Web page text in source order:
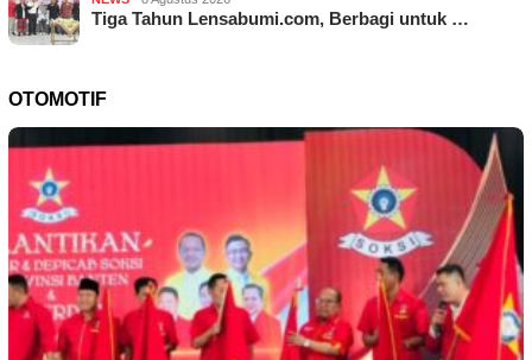
Tiga Tahun Lensabumi.com, Berbagi untuk …
OTOMOTIF